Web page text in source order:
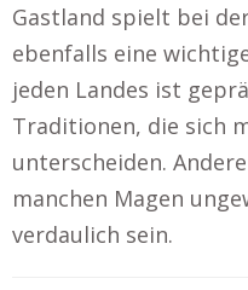
Gastland spielt bei
ebenfalls eine
jeden Landes ist
Traditionen, die sich
unterscheiden.
manchen Magen
verdaulich sein.